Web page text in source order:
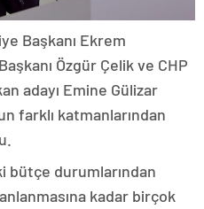
Başkanı Ekrem
Özgür Çelik ve CHP
adayı Emine Gülizar
farklı katmanlarından
bütçe durumlarından
kadar birçok